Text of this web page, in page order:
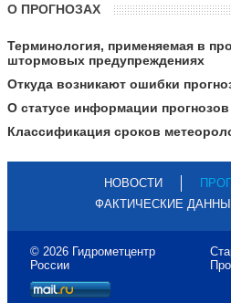
О ПРОГНОЗАХ
Терминология, применяемая в
штормовых предупреждениях
Откуда возникают ошибки
О статусе информации
Классификация сроков
НОВОСТИ
ФАКТИЧЕСКИЕ
© 2026 Гидрометцентр
России